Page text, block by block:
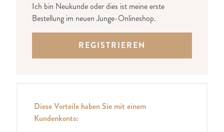
Ich bin Neukunde oder dies ist meine erste
Bestellung im neuen Junge-Onlineshop.
REGISTRIEREN
Diese Vorteile haben Sie mit einem
Kundenkonto: